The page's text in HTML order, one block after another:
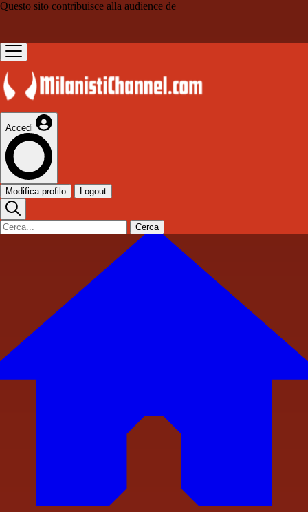
Questo sito contribuisce alla audience de
Accedi
Modifica profilo Logout
Cerca